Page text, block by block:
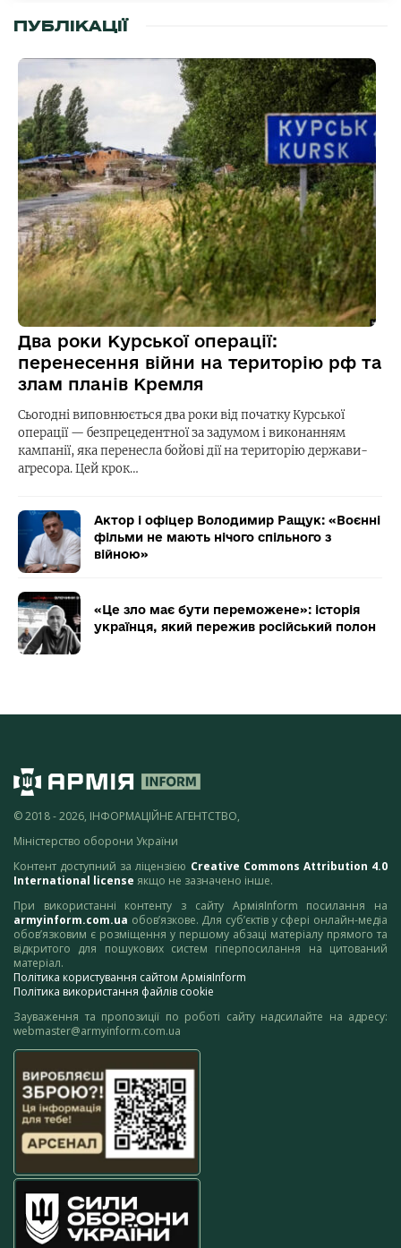
ПУБЛІКАЦІЇ
Два роки Курської операції:
перенесення війни на територію рф та
злам планів Кремля
Сьогодні виповнюється два роки від початку Курської
операції — безпрецедентної за задумом і виконанням
кампанії, яка перенесла бойові дії на територію держави-
агресора. Цей крок…
Актор і офіцер Володимир Ращук: «Воєнні
фільми не мають нічого спільного з
війною»
«Це зло має бути переможене»: історія
українця, який пережив російський полон
© 2018 - 2026, ІНФОРМАЦІЙНЕ АГЕНТСТВО,
Міністерство оборони України
Контент доступний за ліцензією Creative Commons Attribution 4.0
International license якщо не зазначено інше.
При використанні контенту з сайту АрміяInform посилання на
armyinform.com.ua обов’язкове. Для суб’єктів у сфері онлайн-медіа
обов’язковим є розміщення у першому абзаці матеріалу прямого та
відкритого для пошукових систем гіперпосилання на цитований
матеріал.
Політика користування сайтом АрміяInform
Політика використання файлів cookie
Зауваження та пропозиції по роботі сайту надсилайте на адресу:
webmaster@armyinform.com.ua